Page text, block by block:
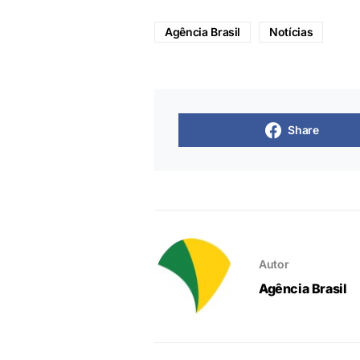
Agência Brasil Notícias
Share
Autor
Agência Brasil